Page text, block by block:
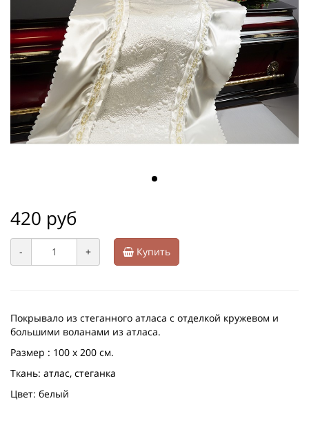
420 руб
- + Купить
Покрывало из стеганного атласа с отделкой кружевом и
большими воланами из атласа.
Размер : 100 х 200 см.
Ткань: атлас, стеганка
Цвет: белый